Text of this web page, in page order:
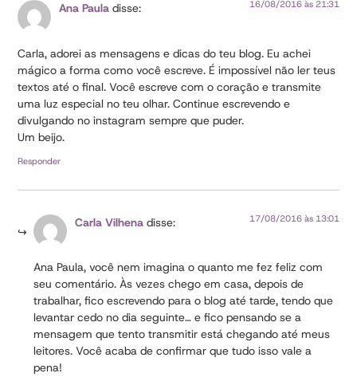
Ana Paula disse: 16/08/2016 às 21:31
Carla, adorei as mensagens e dicas do teu blog. Eu achei
mágico a forma como você escreve. É impossível não ler teus
textos até o final. Você escreve com o coração e transmite
uma luz especial no teu olhar. Continue escrevendo e
divulgando no instagram sempre que puder.
Um beijo.
Responder
Carla Vilhena disse: 17/08/2016 às 13:01
Ana Paula, você nem imagina o quanto me fez feliz com
seu comentário. Às vezes chego em casa, depois de
trabalhar, fico escrevendo para o blog até tarde, tendo que
levantar cedo no dia seguinte… e fico pensando se a
mensagem que tento transmitir está chegando até meus
leitores. Você acaba de confirmar que tudo isso vale a
pena!